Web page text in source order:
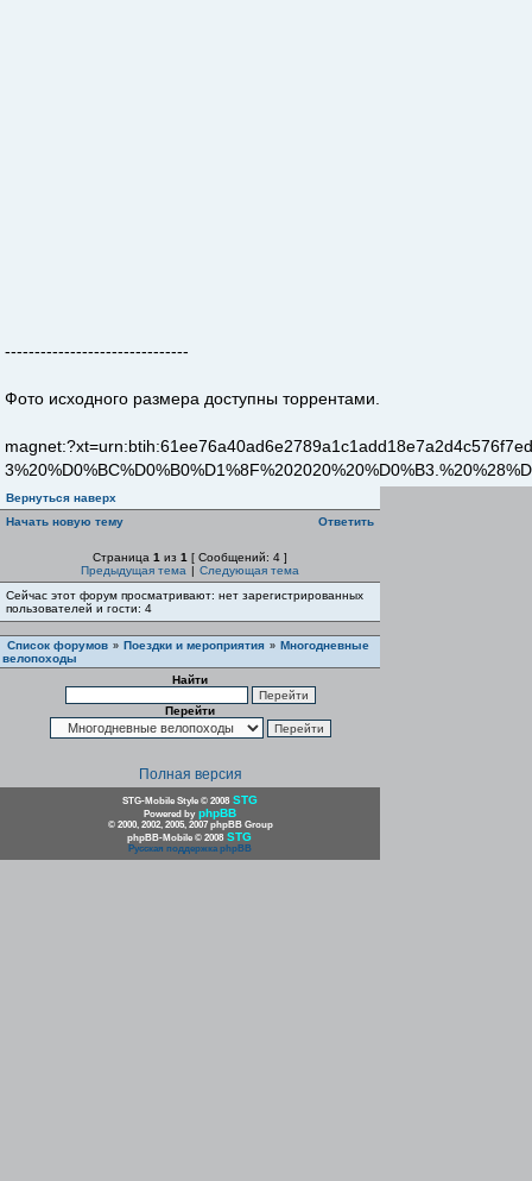
-------------------------------
Фото исходного размера доступны торрентами.
Вернуться наверх
Начать новую тему
Ответить
Страница 1 из 1 [ Сообщений: 4 ]
Предыдущая тема | Следующая тема
Сейчас этот форум просматривают: нет зарегистрированных
пользователей и гости: 4
Список форумов » Поездки и мероприятия » Многодневные
велопоходы
Найти
Перейти
Полная версия
STG-Mobile Style © 2008 STG
Powered by phpBB
© 2000, 2002, 2005, 2007 phpBB Group
phpBB-Mobile © 2008 STG
Русская поддержка phpBB